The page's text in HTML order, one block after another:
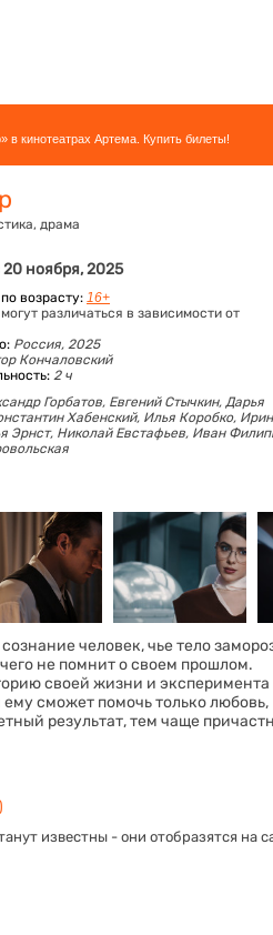
в кинотеатрах Артема. Купить билеты!
драма
20 ноября, 2025
возрасту: 16+
различаться в зависимости от
Россия, 2025
Кончаловский
2 ч
Горбатов, Евгений Стычкин, Дарья
Хабенский, Илья Коробко,
Эрнст, Николай Евстафьев, Иван
человек, чье тело
не помнит о своем прошлом.
своей жизни и эксперимента
сможет помочь только любовь,
результат, тем чаще
известны - они отобразятся на